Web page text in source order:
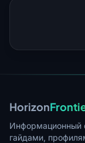
Horizon
Информационный
гайдами,